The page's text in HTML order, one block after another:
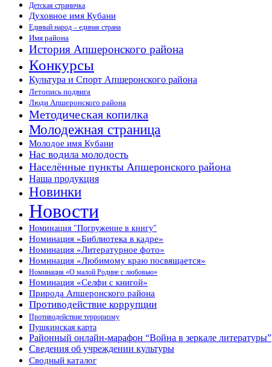
Детская страничка
Духовное имя Кубани
Единый народ – единая страна
Имя района
История Апшеронского района
Конкурсы
Культура и Спорт Апшеронского района
Летопись подвига
Люди Апшеронского района
Методическая копилка
Молодежная страница
Молодое имя Кубани
Нас водила молодость
Населённые пункты Апшеронского района
Наша продукция
Новинки
Новости
Номинация "Погружение в книгу"
Номинация «Библиотека в кадре»
Номинация «Литературное фото»
Номинация «Любимому краю посвящается»
Номинация «О малой Родине с любовью»
Номинация «Селфи с книгой»
Природа Апшеронского района
Противодействие коррупции
Противодействие терроризму
Пушкинская карта
Районный онлайн-марафон “Война в зеркале литературы”
Сведения об учреждении культуры
Сводный каталог